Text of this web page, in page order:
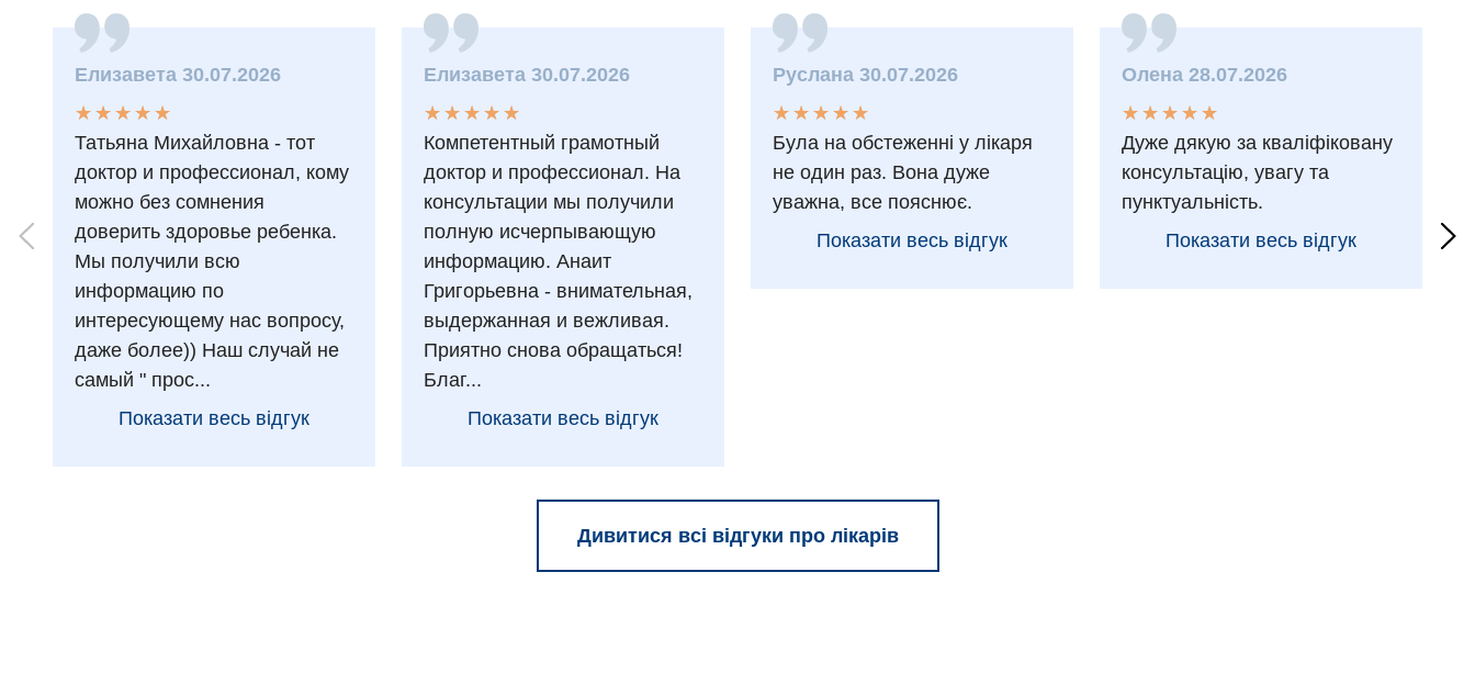
Елизавета 30.07.2026
★
★
★
★
★
★ ★ ★ ★ ★
Татьяна Михайловна - тот
доктор и профессионал, кому
можно без сомнения
доверить здоровье ребенка.
Мы получили всю
информацию по
интересующему нас вопросу,
даже более)) Наш случай не
самый " прос...
Показати весь відгук
Елизавета 30.07.2026
★
★
★
★
★
★ ★ ★ ★ ★
Компетентный грамотный
доктор и профессионал. На
консультации мы получили
полную исчерпывающую
информацию. Анаит
Григорьевна - внимательная,
выдержанная и вежливая.
Приятно снова обращаться!
Благ...
Показати весь відгук
Руслана 30.07.2026
★
★
★
★
★
★ ★ ★ ★ ★
Була на обстеженні у лікаря
не один раз. Вона дуже
уважна, все пояснює.
Показати весь відгук
Олена 28.07.2026
★
★
★
★
★
★ ★ ★ ★ ★
Дуже дякую за кваліфіковану
консультацію, увагу та
пунктуальність.
Показати весь відгук
Дивитися всі відгуки про лікарів